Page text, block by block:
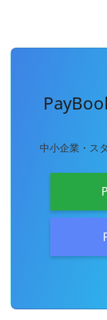
中小企業・ス